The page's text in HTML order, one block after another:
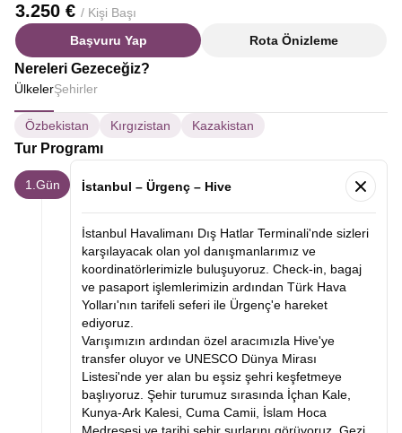
3.250 € / Kişi Başı
Başvuru Yap
Rota Önizleme
Nereleri Gezeceğiz?
ÜlkelerŞehirler
Özbekistan Kırgızistan Kazakistan
Tur Programı
1.Gün İstanbul – Ürgenç – Hive
İstanbul Havalimanı Dış Hatlar Terminali'nde sizleri
karşılayacak olan yol danışmanlarımız ve
koordinatörlerimizle buluşuyoruz. Check-in, bagaj
ve pasaport işlemlerimizin ardından Türk Hava
Yolları'nın tarifeli seferi ile Ürgenç'e hareket
ediyoruz.
Varışımızın ardından özel aracımızla Hive'ye
transfer oluyor ve UNESCO Dünya Mirası
Listesi'nde yer alan bu eşsiz şehri keşfetmeye
başlıyoruz. Şehir turumuz sırasında İçhan Kale,
Kunya-Ark Kalesi, Cuma Camii, İslam Hoca